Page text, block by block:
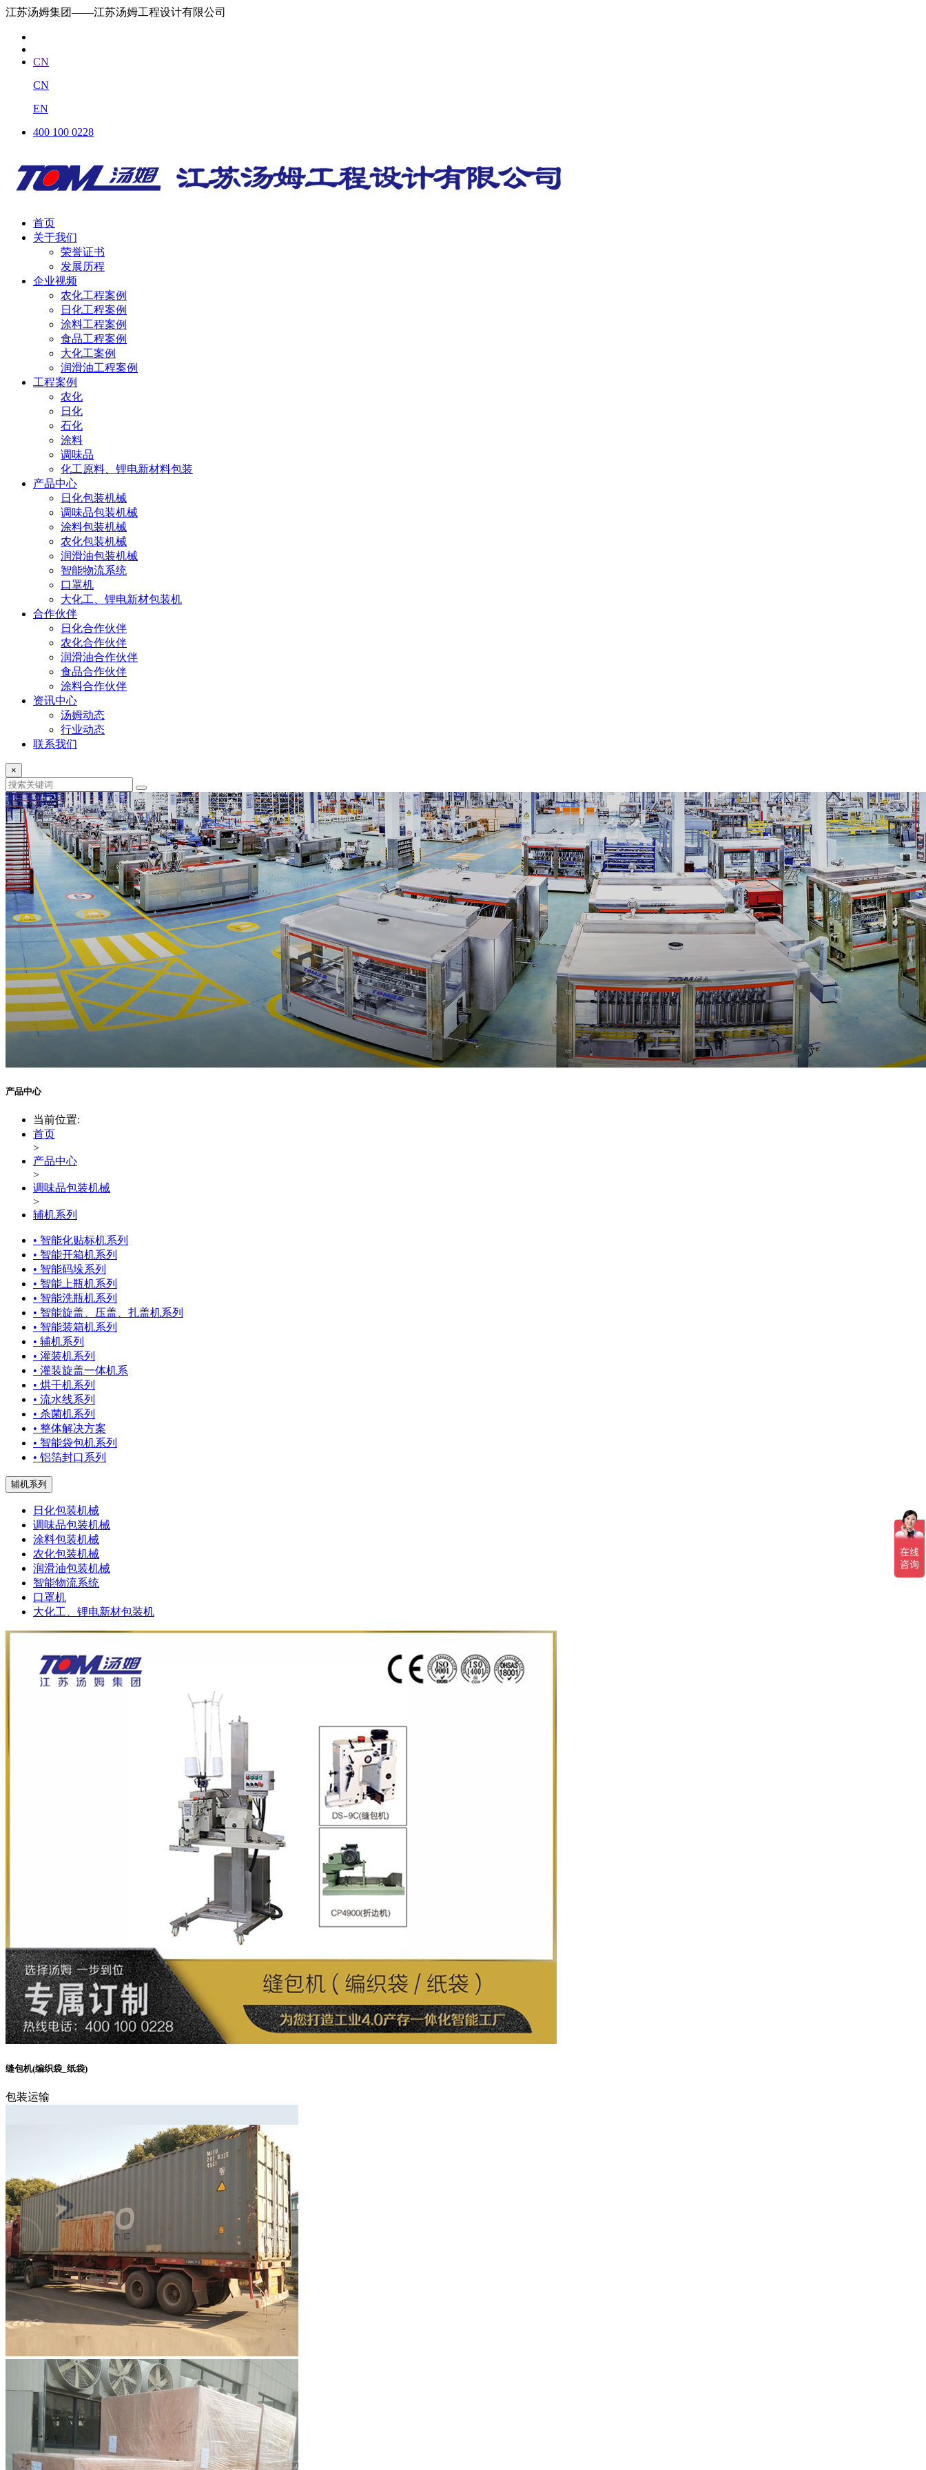
江苏汤姆集团——江苏汤姆工程设计有限公司
CN
CN
EN
400 100 0228
首页
关于我们
荣誉证书
发展历程
企业视频
农化工程案例
日化工程案例
涂料工程案例
食品工程案例
大化工案例
润滑油工程案例
工程案例
农化
日化
石化
涂料
调味品
化工原料、锂电新材料包装
产品中心
日化包装机械
调味品包装机械
涂料包装机械
农化包装机械
润滑油包装机械
智能物流系统
口罩机
大化工、锂电新材包装机
合作伙伴
日化合作伙伴
农化合作伙伴
润滑油合作伙伴
食品合作伙伴
涂料合作伙伴
资讯中心
汤姆动态
行业动态
联系我们
×
产品中心
当前位置:
首页
>
产品中心
>
调味品包装机械
>
辅机系列
• 智能化贴标机系列
• 智能开箱机系列
• 智能码垛系列
• 智能上瓶机系列
• 智能洗瓶机系列
• 智能旋盖、压盖、扎盖机系列
• 智能装箱机系列
• 辅机系列
• 灌装机系列
• 灌装旋盖一体机系
• 烘干机系列
• 流水线系列
• 杀菌机系列
• 整体解决方案
• 智能袋包机系列
• 铝箔封口系列
辅机系列
日化包装机械
调味品包装机械
涂料包装机械
农化包装机械
润滑油包装机械
智能物流系统
口罩机
大化工、锂电新材包装机
缝包机(编织袋_纸袋)
包装运输